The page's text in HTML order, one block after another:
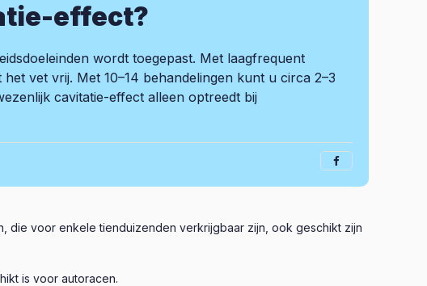
effect?
wordt toegepast. Met laagfrequent
vet vrij. Met 10–14 behandelingen kunt u circa 2–3
cavitatie-effect alleen optreedt bij
die voor enkele tienduizenden verkrijgbaar zijn, ook geschikt zijn
is voor autoracen.